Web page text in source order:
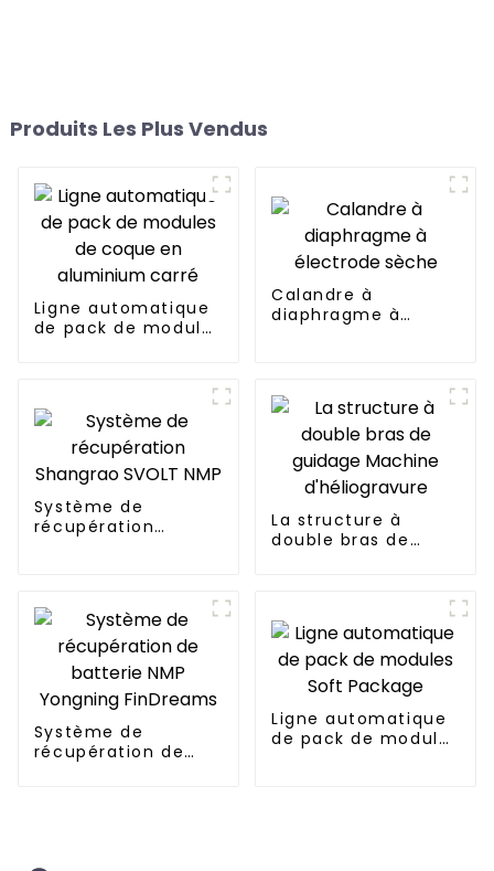
Produits Les Plus Vendus
Ligne automatique
de pack de modules
Calandre à
diaphragme à
Système de
récupération
La structure à
double bras de
Système de
récupération de
Ligne automatique
de pack de modules